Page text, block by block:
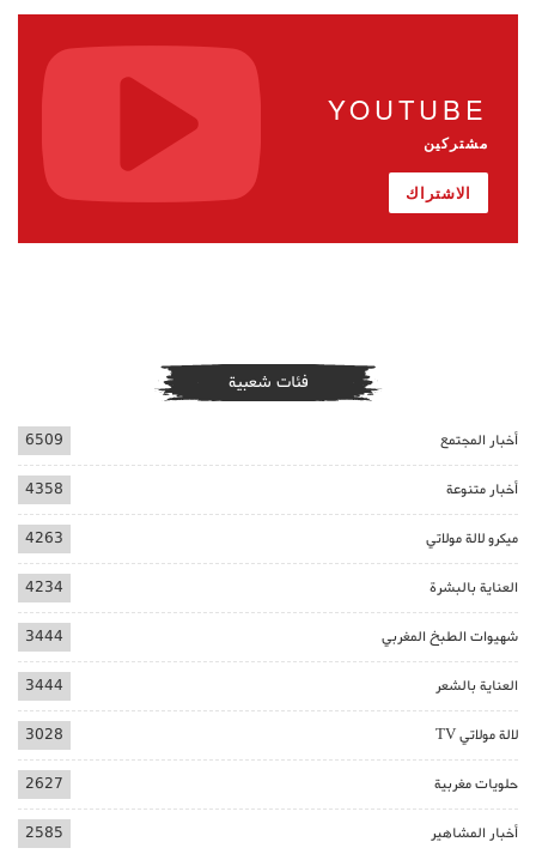
YOUTUBE
مشتركين
الاشتراك
فئات شعبية
أخبار المجتمع 6509
أخبار متنوعة 4358
ميكرو لالة مولاتي 4263
العناية بالبشرة 4234
شهيوات الطبخ المغربي 3444
العناية بالشعر 3444
لالة مولاتي TV 3028
حلويات مغربية 2627
أخبار المشاهير 2585